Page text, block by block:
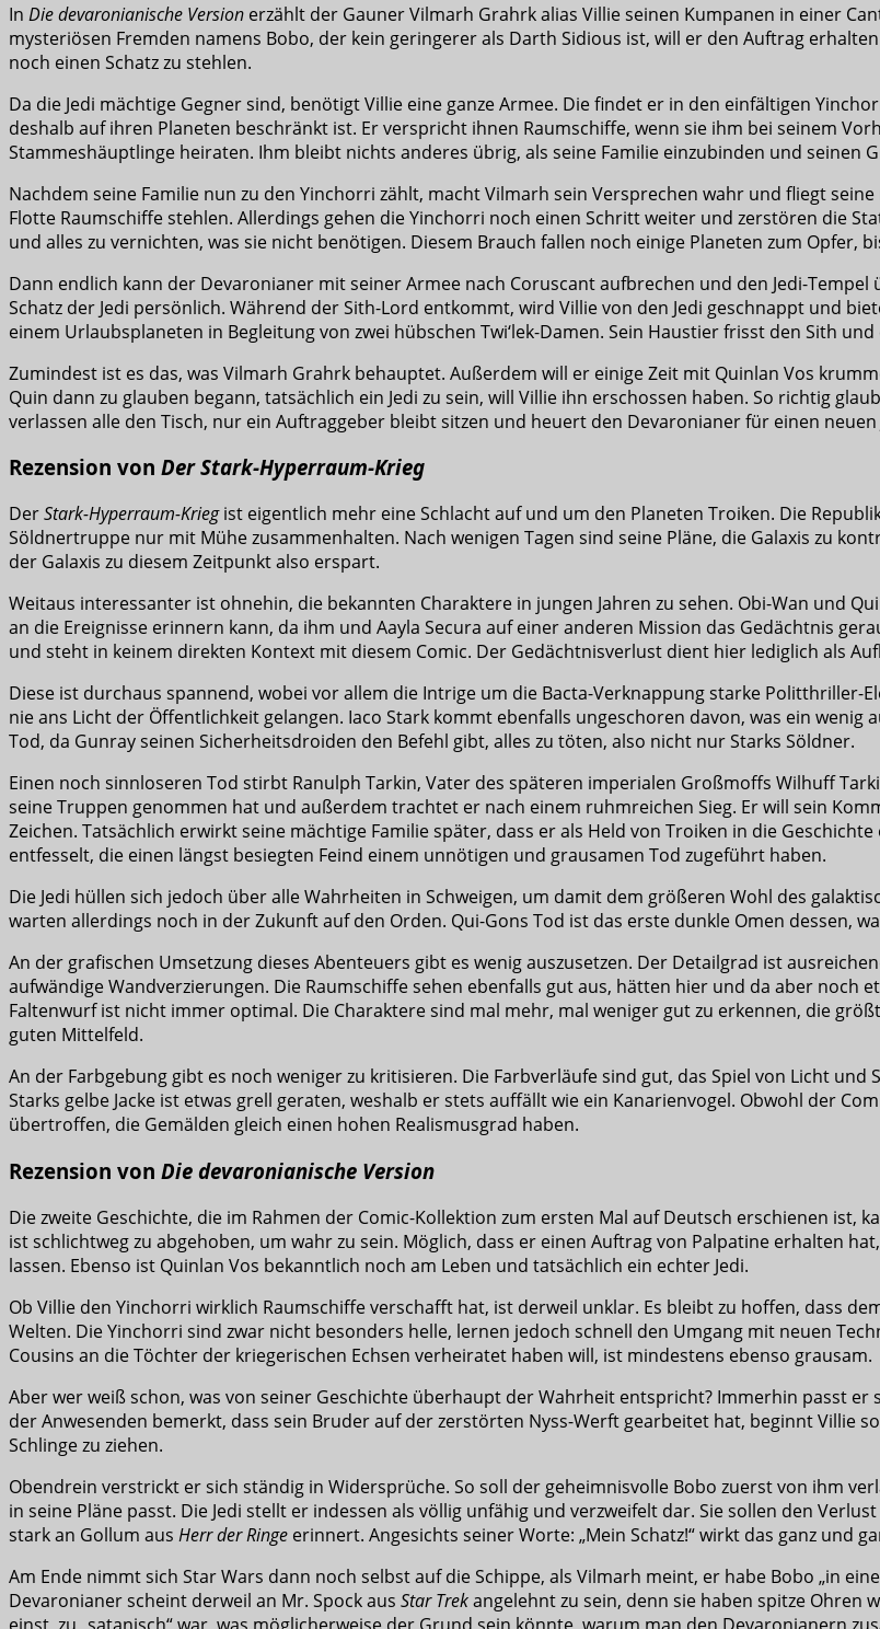
In Die devaronianische Version erzählt der Gauner Vilmarh Grahrk alias Villie seinen Kumpanen in einer
mysteriösen Fremden namens Bobo, der kein geringerer als Darth Sidious ist, will er den Auftrag
noch einen Schatz zu stehlen.
Da die Jedi mächtige Gegner sind, benötigt Villie eine ganze Armee. Die findet er in den einfältigen
deshalb auf ihren Planeten beschränkt ist. Er verspricht ihnen Raumschiffe, wenn sie ihm bei seinem
Stammeshäuptlinge heiraten. Ihm bleibt nichts anderes übrig, als seine Familie einzubinden und seinen
Nachdem seine Familie nun zu den Yinchorri zählt, macht Vilmarh sein Versprechen wahr und fliegt
Flotte Raumschiffe stehlen. Allerdings gehen die Yinchorri noch einen Schritt weiter und zerstören die
und alles zu vernichten, was sie nicht benötigen. Diesem Brauch fallen noch einige Planeten zum Opfer,
Dann endlich kann der Devaronianer mit seiner Armee nach Coruscant aufbrechen und den Jedi-
Schatz der Jedi persönlich. Während der Sith-Lord entkommt, wird Villie von den Jedi geschnappt und
einem Urlaubsplaneten in Begleitung von zwei hübschen Twi‘lek-Damen. Sein Haustier frisst den Sith
Zumindest ist es das, was Vilmarh Grahrk behauptet. Außerdem will er einige Zeit mit Quinlan Vos
Quin dann zu glauben begann, tatsächlich ein Jedi zu sein, will Villie ihn erschossen haben. So richtig
verlassen alle den Tisch, nur ein Auftraggeber bleibt sitzen und heuert den Devaronianer für einen neuen
Rezension von Der Stark-Hyperraum-Krieg
DerStark-Hyperraum-Kriegist eigentlich mehr eine Schlacht auf und um den Planeten Troiken. Die
Söldnertruppe nur mit Mühe zusammenhalten. Nach wenigen Tagen sind seine Pläne, die Galaxis zu
der Galaxis zu diesem Zeitpunkt also erspart.
Weitaus interessanter ist ohnehin, die bekannten Charaktere in jungen Jahren zu sehen. Obi-Wan und
an die Ereignisse erinnern kann, da ihm und Aayla Secura auf einer anderen Mission das Gedächtnis
und steht in keinem direkten Kontext mit diesem Comic. Der Gedächtnisverlust dient hier lediglich als
Diese ist durchaus spannend, wobei vor allem die Intrige um die Bacta-Verknappung starke
nie ans Licht der Öffentlichkeit gelangen. Iaco Stark kommt ebenfalls ungeschoren davon, was ein
Tod, da Gunray seinen Sicherheitsdroiden den Befehl gibt, alles zu töten, also nicht nur Starks Söldner.
Einen noch sinnloseren Tod stirbt Ranulph Tarkin, Vater des späteren imperialen Großmoffs Wilhuff
seine Truppen genommen hat und außerdem trachtet er nach einem ruhmreichen Sieg. Er will sein
Zeichen. Tatsächlich erwirkt seine mächtige Familie später, dass er als Held von Troiken in die
entfesselt, die einen längst besiegten Feind einem unnötigen und grausamen Tod zugeführt haben.
Die Jedi hüllen sich jedoch über alle Wahrheiten in Schweigen, um damit dem größeren Wohl des
warten allerdings noch in der Zukunft auf den Orden. Qui-Gons Tod ist das erste dunkle Omen dessen,
An der grafischen Umsetzung dieses Abenteuers gibt es wenig auszusetzen. Der Detailgrad ist
aufwändige Wandverzierungen. Die Raumschiffe sehen ebenfalls gut aus, hätten hier und da aber
Faltenwurf ist nicht immer optimal. Die Charaktere sind mal mehr, mal weniger gut zu erkennen, die
guten Mittelfeld.
An der Farbgebung gibt es noch weniger zu kritisieren. Die Farbverläufe sind gut, das Spiel von Licht
Starks gelbe Jacke ist etwas grell geraten, weshalb er stets auffällt wie ein Kanarienvogel. Obwohl der
übertroffen, die Gemälden gleich einen hohen Realismusgrad haben.
Rezension von Die devaronianische Version
Die zweite Geschichte, die im Rahmen der Comic-Kollektion zum ersten Mal auf Deutsch erschienen
ist schlichtweg zu abgehoben, um wahr zu sein. Möglich, dass er einen Auftrag von Palpatine erhalten
lassen. Ebenso ist Quinlan Vos bekanntlich noch am Leben und tatsächlich ein echter Jedi.
Ob Villie den Yinchorri wirklich Raumschiffe verschafft hat, ist derweil unklar. Es bleibt zu hoffen, dass
Welten. Die Yinchorri sind zwar nicht besonders helle, lernen jedoch schnell den Umgang mit neuen
Cousins an die Töchter der kriegerischen Echsen verheiratet haben will, ist mindestens ebenso grausam.
Aber wer weiß schon, was von seiner Geschichte überhaupt der Wahrheit entspricht? Immerhin passt er
der Anwesenden bemerkt, dass sein Bruder auf der zerstörten Nyss-Werft gearbeitet hat, beginnt Villie
Schlinge zu ziehen.
Obendrein verstrickt er sich ständig in Widersprüche. So soll der geheimnisvolle Bobo zuerst von ihm
in seine Pläne passt. Die Jedi stellt er indessen als völlig unfähig und verzweifelt dar. Sie sollen den
stark an Gollum aus Herr der Ringe erinnert. Angesichts seiner Worte: „Mein Schatz!“ wirkt das ganz und
Am Ende nimmt sich Star Wars dann noch selbst auf die Schippe, als Vilmarh meint, er habe Bobo „in
Devaronianer scheint derweil an Mr. Spock aus Star Trekangelehnt zu sein, denn sie haben spitze Ohren
einst zu „satanisch“ war, was möglicherweise der Grund sein könnte, warum man den Devaronianern